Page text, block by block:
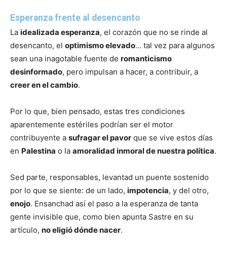
Esperanza frente al desencanto
La idealizada esperanza, el corazón que no se rinde al
desencanto, el optimismo elevado… tal vez para algunos
sean una inagotable fuente de romanticismo
desinformado, pero impulsan a hacer, a contribuir, a
creer en el cambio.
Por lo que, bien pensado, estas tres condiciones
aparentemente estériles podrían ser el motor
contribuyente a sufragar el pavor que se vive estos días
en Palestina o la amoralidad inmoral de nuestra política.
Sed parte, responsables, levantad un puente sostenido
por lo que se siente: de un lado, impotencia, y del otro,
enojo. Ensanchad así el paso a la esperanza de tanta
gente invisible que, como bien apunta Sastre en su
artículo, no eligió dónde nacer.